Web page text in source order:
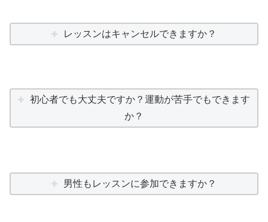
レッスンはキャンセルできますか？
初心者でも大丈夫ですか？運動が苦手でもできます
か？
男性もレッスンに参加できますか？